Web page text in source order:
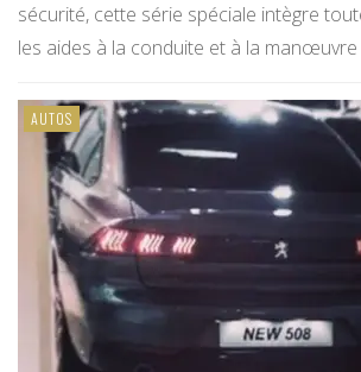
sécurité, cette série spéciale intègre
les aides à la conduite et à la manœuvre
AUTOS